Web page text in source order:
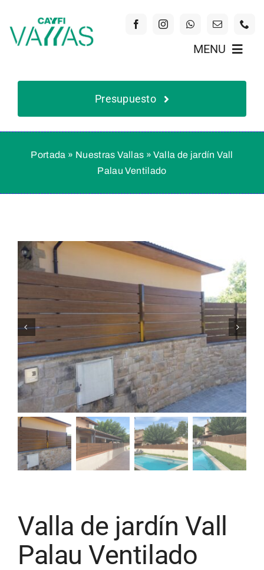
content
MENU
Nuestras Vallas
Contacto
Presupuesto
Portada » Nuestras Vallas »Valla de jardín Vall
Palau Ventilado
Valla de jardín Vall
Palau Ventilado